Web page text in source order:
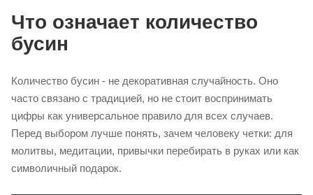
Что означает количество
бусин
Количество бусин - не декоративная случайность. Оно
часто связано с традицией, но не стоит воспринимать
цифры как универсальное правило для всех случаев.
Перед выбором лучше понять, зачем человеку четки: для
молитвы, медитации, привычки перебирать в руках или как
символичный подарок.